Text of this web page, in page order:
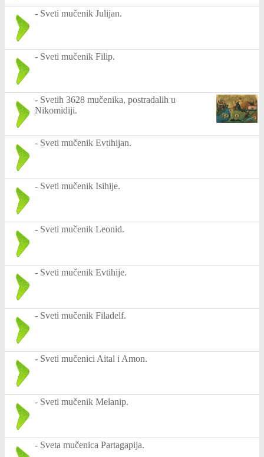
- Sveti mučenik Julijan.
- Sveti mučenik Filip.
- Svetih 3628 mučenika, postradalih u
Nikomidiji.
- Sveti mučenik Evtihijan.
- Sveti mučenik Isihije.
- Sveti mučenik Leonid.
- Sveti mučenik Evtihije.
- Sveti mučenik Filadelf.
- Sveti mučenici Aital i Amon.
- Sveti mučenik Melanip.
- Sveta mučenica Partagapija.